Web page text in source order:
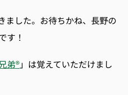
ました。お待ちかね、長野の
す！
弟®」は覚えていただけまし